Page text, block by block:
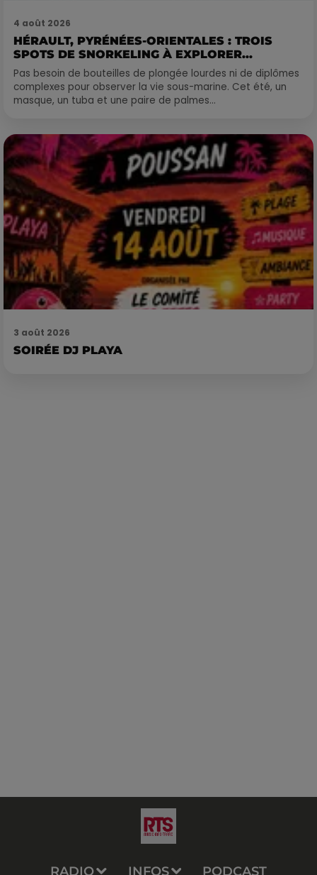
4 août 2026
HÉRAULT, PYRÉNÉES-ORIENTALES : TROIS
SPOTS DE SNORKELING À EXPLORER...
Pas besoin de bouteilles de plongée lourdes ni de diplômes
complexes pour observer la vie sous-marine. Cet été, un
masque, un tuba et une paire de palmes...
3 août 2026
SOIRÉE DJ PLAYA
RADIO INFOS PODCAST